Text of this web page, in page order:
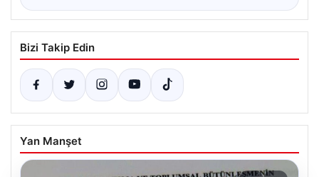
Bizi Takip Edin
Yan Manşet